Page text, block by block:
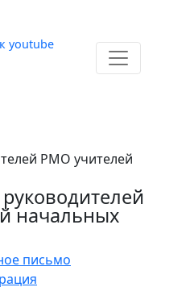
РМО учителей
начальных
письмо